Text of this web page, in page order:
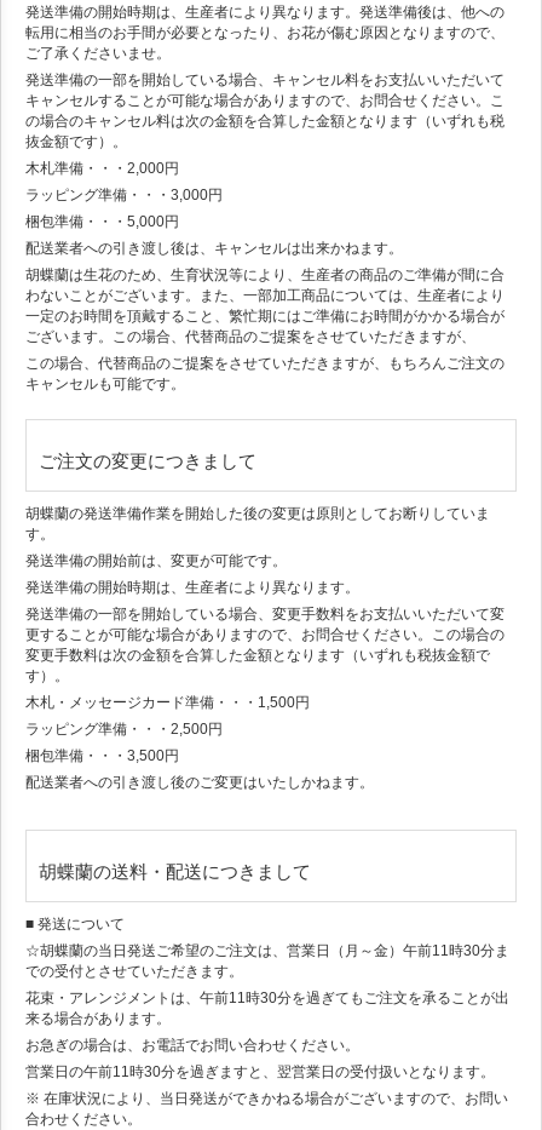
発送準備の開始時期は、生産者により異なります。発送準備後は、他への
転用に相当のお手間が必要となったり、お花が傷む原因となりますので、
ご了承くださいませ。
発送準備の一部を開始している場合、キャンセル料をお支払いいただいて
キャンセルすることが可能な場合がありますので、お問合せください。こ
の場合のキャンセル料は次の金額を合算した金額となります（いずれも税
抜金額です）。
木札準備・・・2,000円
ラッピング準備・・・3,000円
梱包準備・・・5,000円
配送業者への引き渡し後は、キャンセルは出来かねます。
胡蝶蘭は生花のため、生育状況等により、生産者の商品のご準備が間に合
わないことがございます。また、一部加工商品については、生産者により
一定のお時間を頂戴すること、繁忙期にはご準備にお時間がかかる場合が
ございます。この場合、代替商品のご提案をさせていただきますが、
この場合、代替商品のご提案をさせていただきますが、もちろんご注文の
キャンセルも可能です。
ご注文の変更につきまして
胡蝶蘭の発送準備作業を開始した後の変更は原則としてお断りしていま
す。
発送準備の開始前は、変更が可能です。
発送準備の開始時期は、生産者により異なります。
発送準備の一部を開始している場合、変更手数料をお支払いいただいて変
更することが可能な場合がありますので、お問合せください。この場合の
変更手数料は次の金額を合算した金額となります（いずれも税抜金額で
す）。
木札・メッセージカード準備・・・1,500円
ラッピング準備・・・2,500円
梱包準備・・・3,500円
配送業者への引き渡し後のご変更はいたしかねます。
胡蝶蘭の送料・配送につきまして
■ 発送について
☆胡蝶蘭の当日発送ご希望のご注文は、営業日（月～金）午前11時30分ま
での受付とさせていただきます。
花束・アレンジメントは、午前11時30分を過ぎてもご注文を承ることが出
来る場合があります。
お急ぎの場合は、お電話でお問い合わせください。
営業日の午前11時30分を過ぎますと、翌営業日の受付扱いとなります。
※ 在庫状況により、当日発送ができかねる場合がございますので、お問い
合わせください。